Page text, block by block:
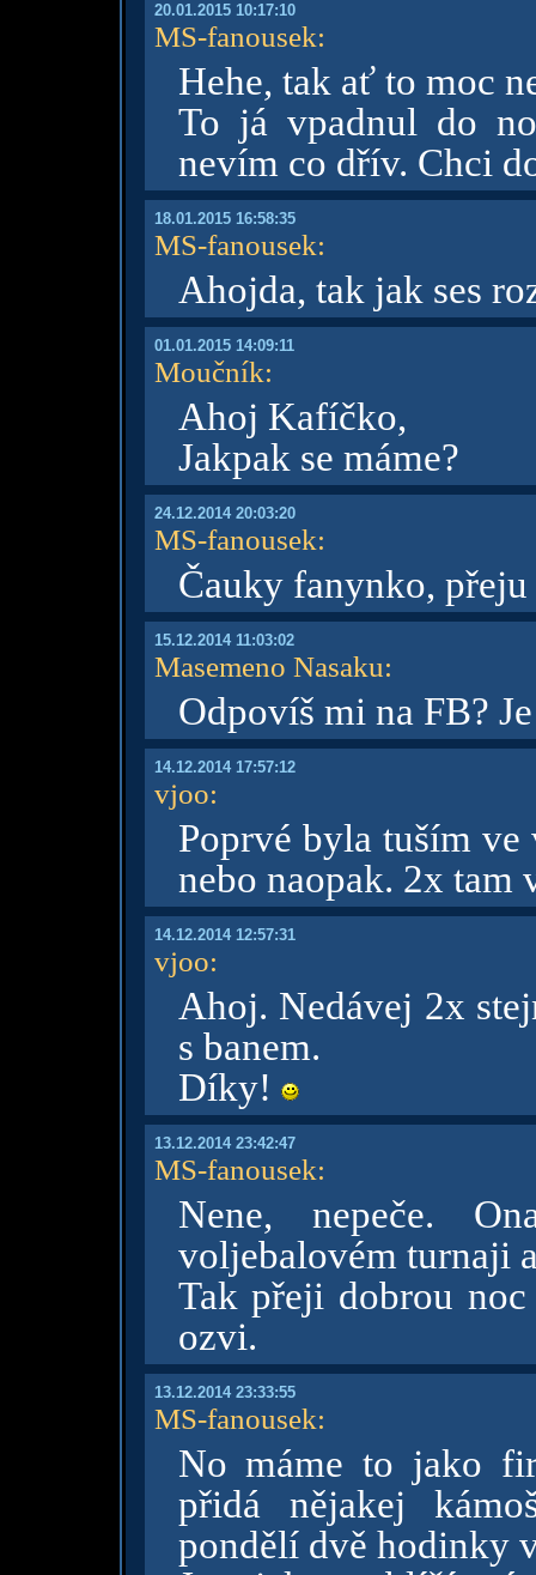
20.01.2015 10:17:10
MS-fanousek:
Hehe, tak ať to moc
To já vpadnul do
nevím co dřív. Chci
18.01.2015 16:58:35
MS-fanousek:
Ahojda, tak jak ses
01.01.2015 14:09:11
Moučník:
Ahoj Kafíčko,
Jakpak se máme?
24.12.2014 20:03:20
MS-fanousek:
Čauky fanynko,
15.12.2014 11:03:02
Masemeno Nasaku:
Odpovíš mi na FB?
14.12.2014 17:57:12
vjoo:
Poprvé byla tuším
nebo naopak. 2x tam
14.12.2014 12:57:31
vjoo:
Ahoj. Nedávej 2x
s banem.
Díky!
13.12.2014 23:42:47
MS-fanousek:
Nene, nepeče.
voljebalovém turnaji
Tak přeji dobrou
ozvi.
13.12.2014 23:33:55
MS-fanousek:
No máme to jako
přidá nějakej
pondělí dvě hodinky